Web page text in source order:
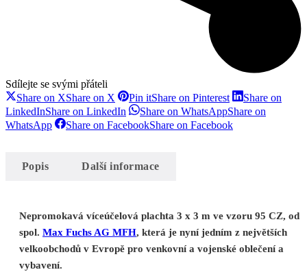
Sdílejte se svými přáteli
Share on XShare on X Pin itShare on Pinterest
Share on
LinkedInShare on LinkedIn Share on WhatsAppShare on
WhatsApp
Share on FacebookShare on Facebook
Popis Další informace
Nepromokavá víceúčelová plachta 3 x 3 m ve vzoru 95 CZ, od
spol. Max Fuchs AG MFH, která je nyní jedním z největších
velkoobchodů v Evropě pro venkovní a vojenské oblečení a
vybavení.